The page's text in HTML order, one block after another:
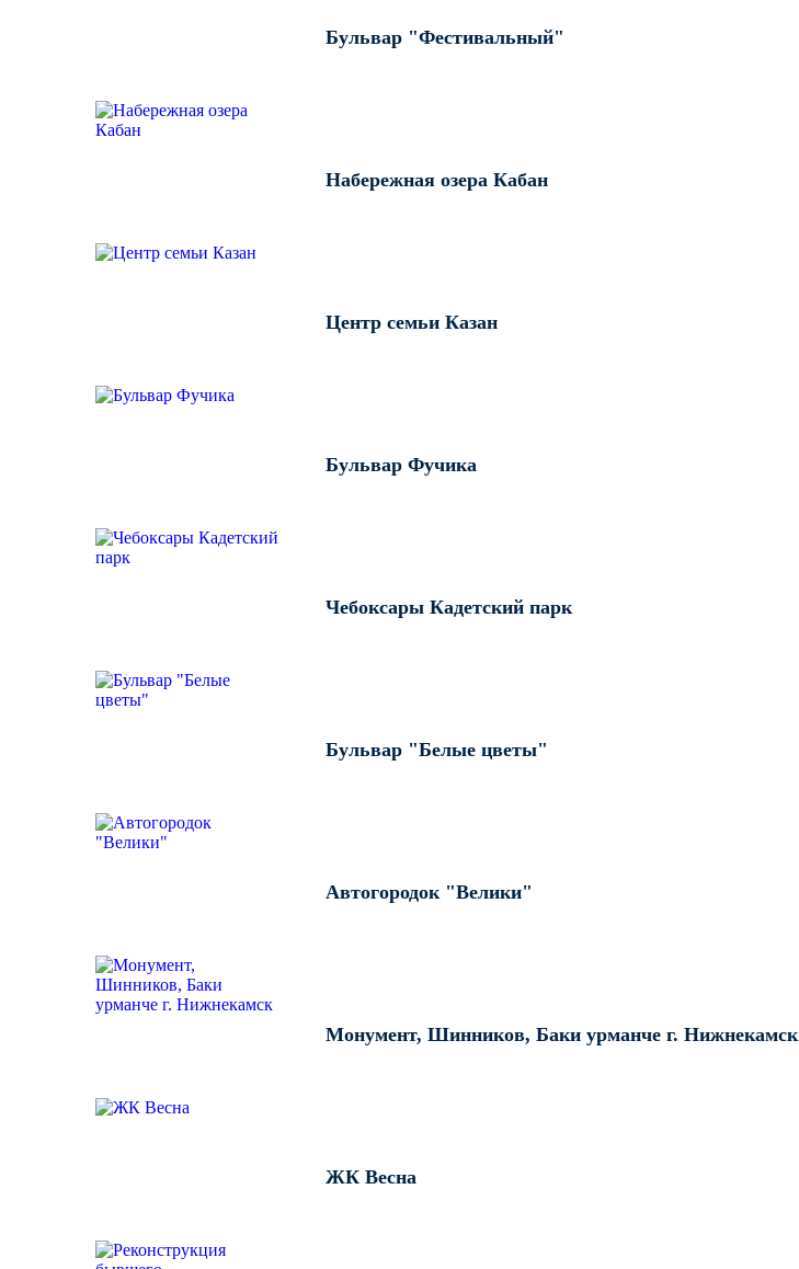
Бульвар "Фестивальный"
Набережная озера Кабан
Центр семьи Казан
Бульвар Фучика
Чебоксары Кадетский парк
Бульвар "Белые цветы"
Автогородок "Велики"
Монумент, Шинников, Баки урманче г. Нижнекамск
ЖК Весна